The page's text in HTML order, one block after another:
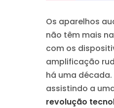
Os aparelhos
não têm mais
com os
amplificação
há uma década.
assistindo a
revolução